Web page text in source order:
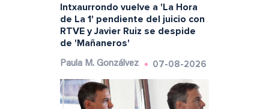
Intxaurrondo vuelve a 'La Hora
de La 1' pendiente del juicio con
RTVE y Javier Ruiz se despide
de 'Mañaneros'
Paula M. Gonzálvez 07-08-2026